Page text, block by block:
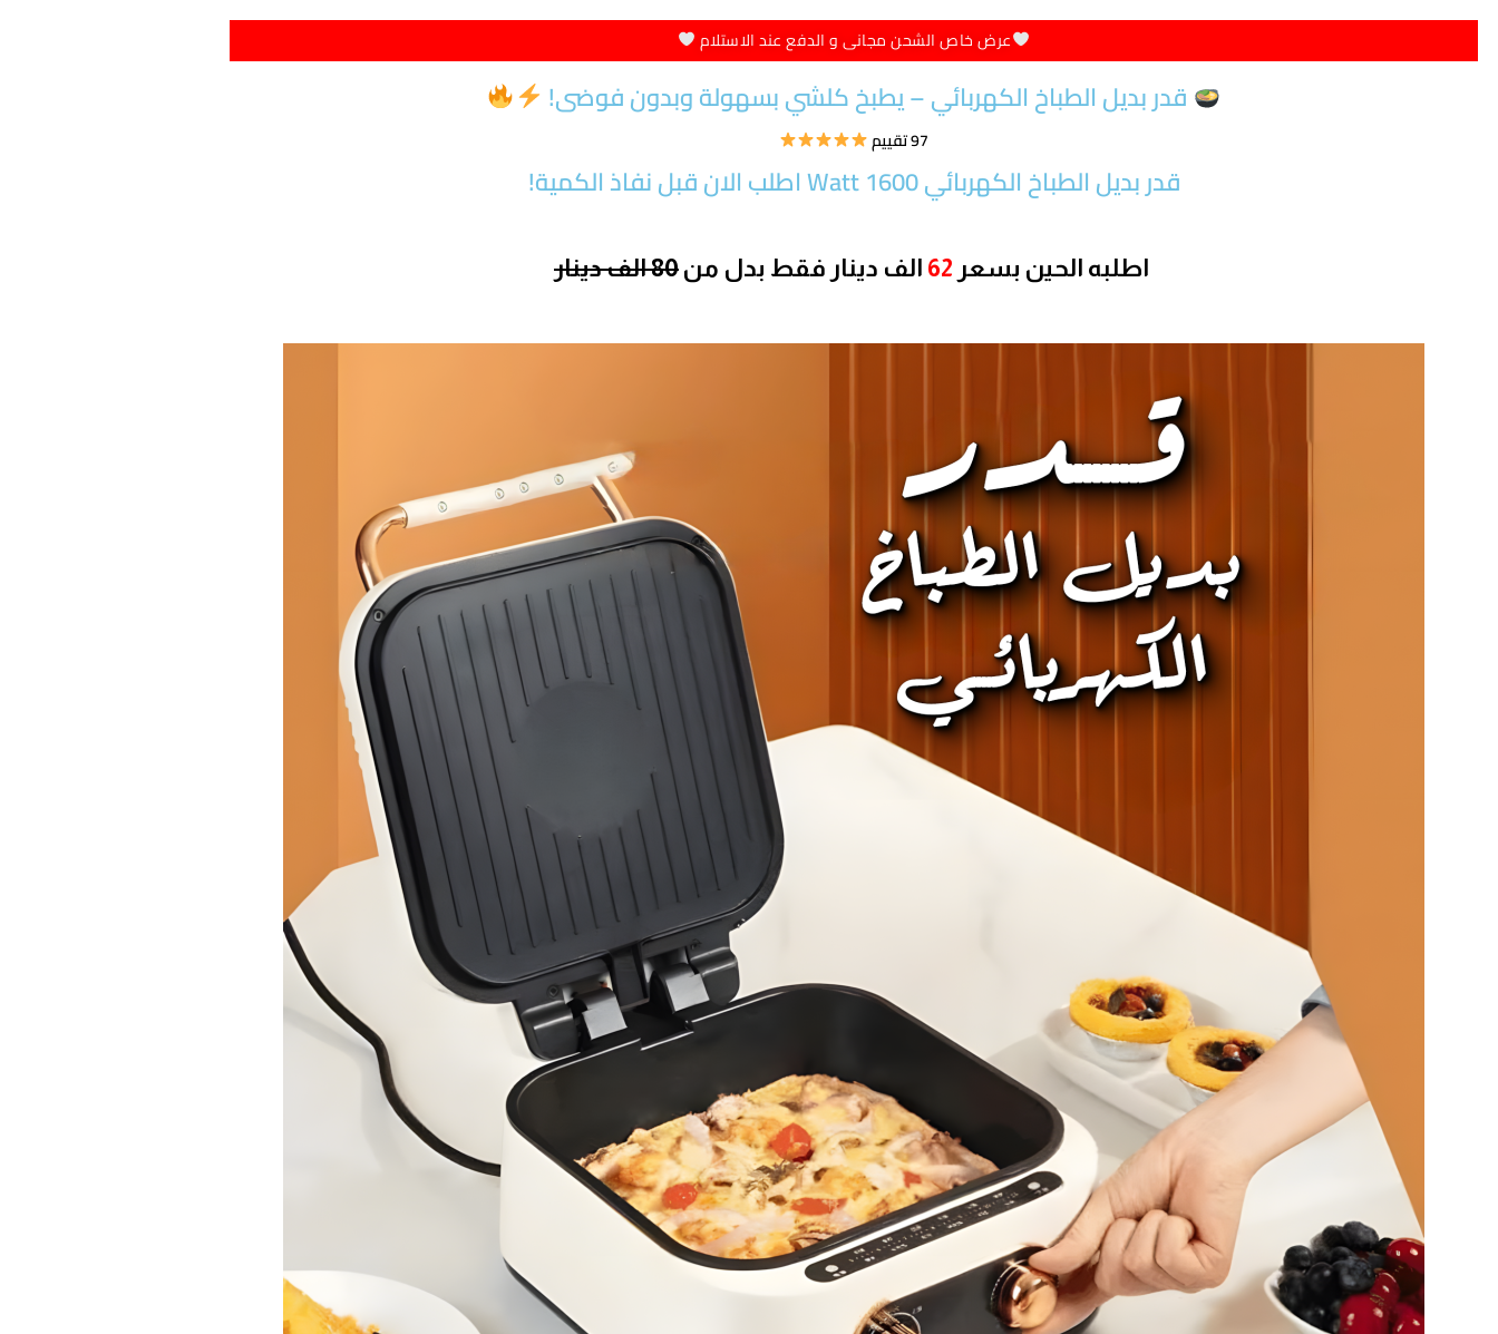
عرض خاص الشحن مجانى و الدفع عند الاستلام
قدر بديل الطباخ الكهربائي – يطبخ كلشي بسهولة وبدون فوضى!
97 تقييم
قدر بديل الطباخ الكهربائي 1600 Watt اطلب الان قبل نفاذ الكمية!
اطلبه الحين بسعر 62 الف دينار فقط بدل من 80 الف دينار